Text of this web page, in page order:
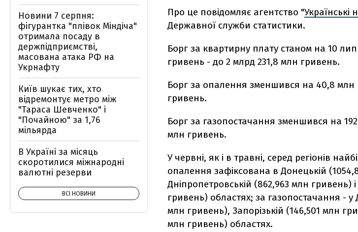
Про це повідомляє агентство "Українські
Державної служби статистики.
Борг за квартирну плату станом на 10
гривень - до 2 млрд 231,8 млн гривень.
Борг за опалення зменшився на 40,8 млн
гривень.
Борг за газопостачання зменшився на
млн гривень.
У червні, як і в травні, серед регіонів
опалення зафіксована в Донецькій
Дніпропетровській (862,963 млн гривень) і
гривень) областях; за газопостачання - у
млн гривень), Запорізькій (146,501 млн
млн гривень) областях.
Новини 7 серпня:
фігурантка "плівок Міндіча"
отримала посаду в
держпідприємстві,
масована атака РФ на
Укрнафту
Київ шукає тих, хто
відремонтує метро між
"Тараса Шевченко" і
"Почайною" за 1,76
мільярда
В Україні за місяць
скоротилися міжнародні
валютні резерви
ВСІ НОВИНИ